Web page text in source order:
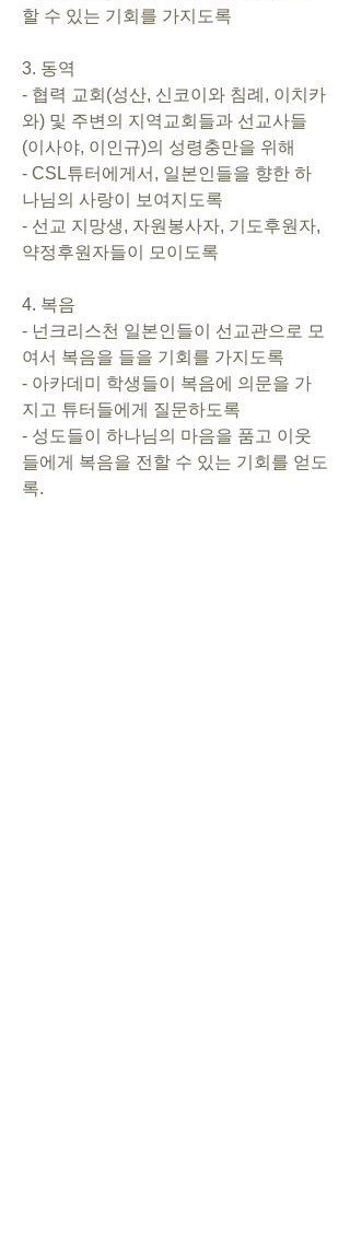
할 수 있는 기회를 가지도록
3. 동역
- 협력 교회(성산, 신코이와 침례, 이치카
와) 및 주변의 지역교회들과 선교사들
(이사야, 이인규)의 성령충만을 위해
- CSL튜터에게서, 일본인들을 향한 하
나님의 사랑이 보여지도록
- 선교 지망생, 자원봉사자, 기도후원자,
약정후원자들이 모이도록
4. 복음
- 넌크리스천 일본인들이 선교관으로 모
여서 복음을 들을 기회를 가지도록
- 아카데미 학생들이 복음에 의문을 가
지고 튜터들에게 질문하도록
- 성도들이 하나님의 마음을 품고 이웃
들에게 복음을 전할 수 있는 기회를 얻도
록.